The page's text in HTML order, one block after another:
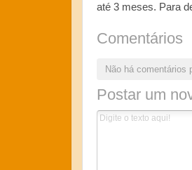
até 3 meses. Para
Comentários
Não há comentários
Postar um